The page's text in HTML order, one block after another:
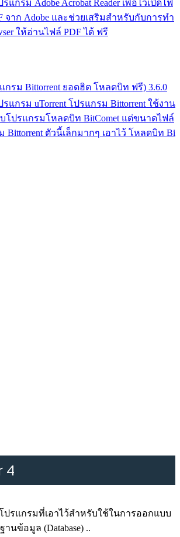
กรม Adobe Acrobat Reader เพื่อไว้เปิดไฟ
จาก Adobe และช่วยเสริมสำหรับกับการทำ
ให้อ่านไฟล์ PDF ได้ ฟรี
แกรม Bittorrent ยอดฮิต โหลดบิท ฟรี) 3.6.0
แกรม uTorrent โปรแกรม Bittorrent ใช้งาน
โปรแกรมโหลดบิท BitComet แต่ขนาดไฟล์
Bittorrent ตัวนี้เล็กมากๆ เอาไว้ โหลดบิท Bi
4
โปรแกรมที่เอาไว้สำหรับใช้ในการออกแบบ
นข้อมูล (Database) ..